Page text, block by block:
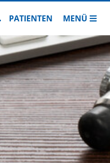
Zur Seitensuche
PATIENTEN MENÜ